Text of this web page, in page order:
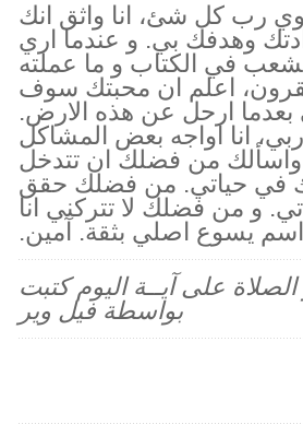
رب كل شئ، انا واثق انك
وهدفك بي. و عندما اري
في الكتاب و ما عملته
اعلم ان محبتك سوف
ارحل عن هذه الارض.
انا اواجه بعض المشاكل
واسألك من فضلك ان تتدخل
في حياتي. من فضلك حقق
و من فضلك لا تتركني انا
يسوع اصلي بثقة. آمين.
الصلاة على آيــة اليوم كتبت
بواسطة فيل وير